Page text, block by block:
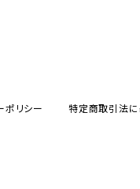
ポリシー 特定商取引法に